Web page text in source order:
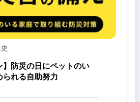
】防災の日にペットのい
られる自助努力